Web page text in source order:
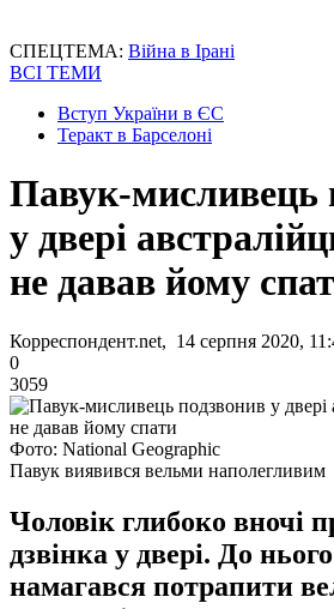
СПЕЦТЕМА: Війна в Ірані
ВСІ ТЕМИ
Вступ України в ЄС
Теракт в Барселоні
Павук-мисливець
у двері
не давав йому
Корреспондент.net, 14 серпня 2020,
0
3059
Фото: National Geographic
Павук виявився вельми наполегливим
Чоловік глибоко вночі
дзвінка у двері. До
намагався потрапити